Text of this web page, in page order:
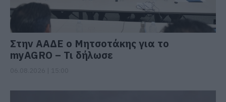
Στην ΑΑΔΕ ο Μητσοτάκης για το
myAGRO – Τι δήλωσε